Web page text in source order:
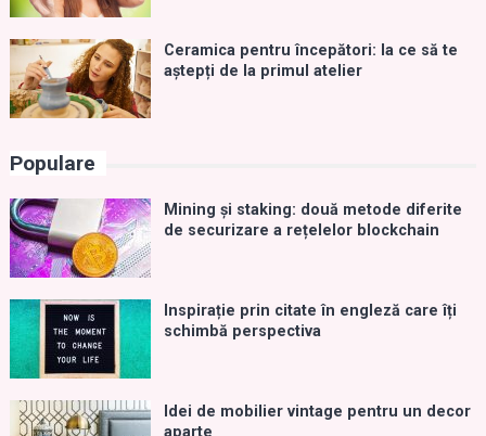
Ceramica pentru începători: la ce să te
aștepți de la primul atelier
Populare
Mining și staking: două metode diferite
de securizare a rețelelor blockchain
Inspirație prin citate în engleză care îți
schimbă perspectiva
Idei de mobilier vintage pentru un decor
aparte